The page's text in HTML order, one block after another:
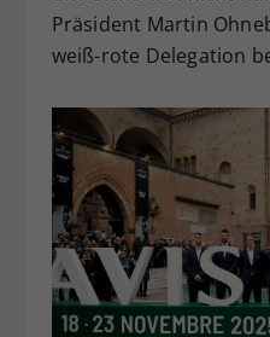
Präsident Martin
weiß-rote Delegation